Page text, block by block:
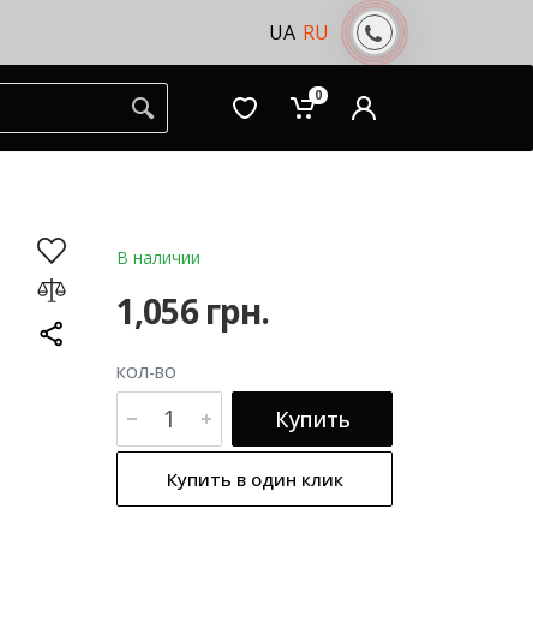
UA RU
0
В наличии
1,056 грн.
КОЛ-ВО
Купить
Купить в один клик